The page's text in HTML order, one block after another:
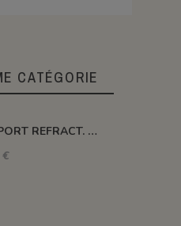
CATÉGORIE
SUPPORT REFRACT. DOUBLE ROND Ø 100 MM 1260°C